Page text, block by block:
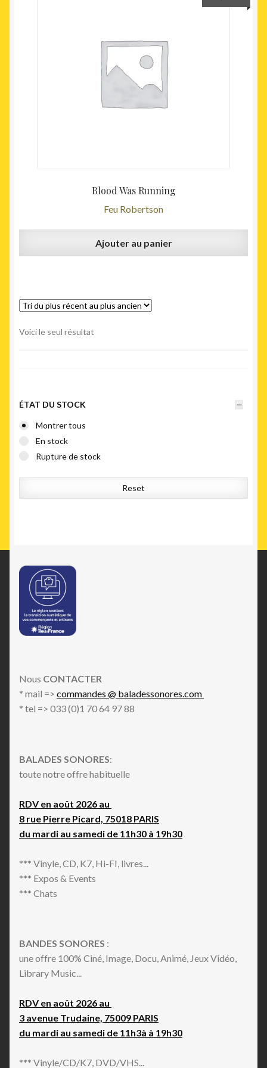
Blood Was Running
Feu Robertson
Ajouter au panier
Voici le seul résultat
ÉTAT DU STOCK
Montrer tous
En stock
Rupture de stock
Reset
Nous CONTACTER
* mail => commandes @ baladessonores.com
* tel => 033 (0)1 70 64 97 88
BALADES SONORES:
toute notre offre habituelle
RDV en août 2026 au
8 rue Pierre Picard, 75018 PARIS
du mardi au samedi de 11h30 à 19h30
*** Vinyle, CD, K7, Hi-FI, livres...
*** Expos & Events
*** Chats
BANDES SONORES :
une offre 100% Ciné, Image, Docu, Animé, Jeux Vidéo,
Library Music...
RDV en août 2026 au
3 avenue Trudaine, 75009 PARIS
du mardi au samedi de 11h3à à 19h30
*** Vinyle/CD/K7, DVD/VHS...